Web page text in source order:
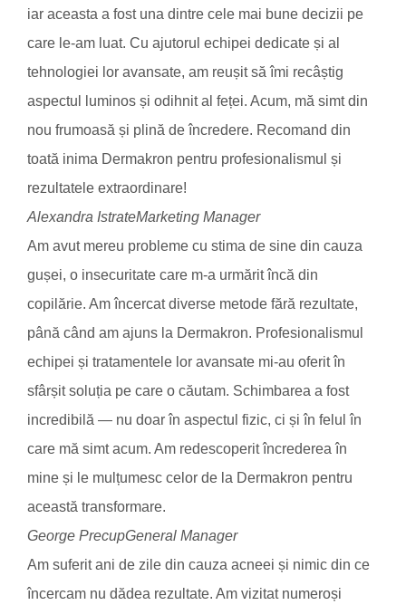
iar aceasta a fost una dintre cele mai bune decizii pe
care le-am luat. Cu ajutorul echipei dedicate și al
tehnologiei lor avansate, am reușit să îmi recâștig
aspectul luminos și odihnit al feței. Acum, mă simt din
nou frumoasă și plină de încredere. Recomand din
toată inima Dermakron pentru profesionalismul și
rezultatele extraordinare!
Alexandra IstrateMarketing Manager
Am avut mereu probleme cu stima de sine din cauza
gușei, o insecuritate care m-a urmărit încă din
copilărie. Am încercat diverse metode fără rezultate,
până când am ajuns la Dermakron. Profesionalismul
echipei și tratamentele lor avansate mi-au oferit în
sfârșit soluția pe care o căutam. Schimbarea a fost
incredibilă — nu doar în aspectul fizic, ci și în felul în
care mă simt acum. Am redescoperit încrederea în
mine și le mulțumesc celor de la Dermakron pentru
această transformare.
George PrecupGeneral Manager
Am suferit ani de zile din cauza acneei și nimic din ce
încercam nu dădea rezultate. Am vizitat numeroși